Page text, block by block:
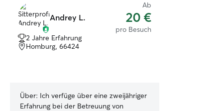
Andrey L.
Ab
20 €
pro Besuch
2 Jahre Erfahrung
Homburg, 66424
Über: Ich verfüge über eine zweijähriger
Erfahrung bei der Betreuung von